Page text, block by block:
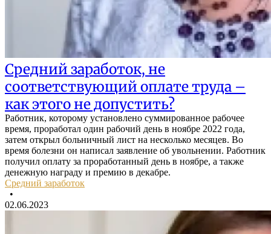
Средний заработок, не
соответствующий оплате труда –
как этого не допустить?
Работник, которому установлено суммированное рабочее
время, проработал один рабочий день в ноябре 2022 года,
затем открыл больничный лист на несколько месяцев. Во
время болезни он написал заявление об увольнении. Работник
получил оплату за проработанный день в ноябре, а также
денежную награду и премию в декабре.
Средний заработок
•
02.06.2023